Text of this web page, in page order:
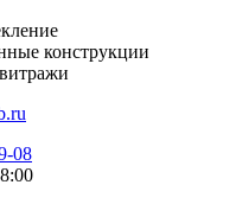
конструкции
08